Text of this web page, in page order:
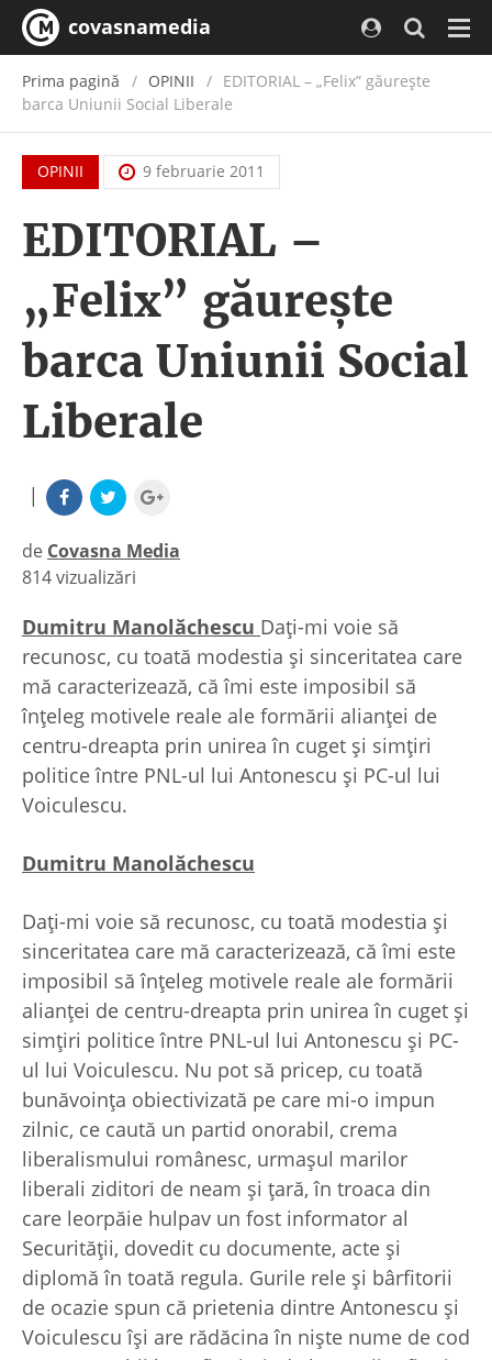
covasnamedia
Prima pagină OPINII
EDITORIAL – „Felix” găureşte
barca Uniunii Social Liberale
OPINII 9 februarie 2011
EDITORIAL –
„Felix” găureşte
barca Uniunii Social
Liberale
|
de Covasna Media
|
814 vizualizări
Dumitru Manolăchescu Daţi-mi voie să
recunosc, cu toată modestia şi sinceritatea care
mă caracterizează, că îmi este imposibil să
înţeleg motivele reale ale formării alianţei de
centru-dreapta prin unirea în cuget şi simţiri
politice între PNL-ul lui Antonescu şi PC-ul lui
Voiculescu.
Dumitru Manolăchescu
Daţi-mi voie să recunosc, cu toată modestia şi
sinceritatea care mă caracterizează, că îmi este
imposibil să înţeleg motivele reale ale formării
alianţei de centru-dreapta prin unirea în cuget şi
simţiri politice între PNL-ul lui Antonescu şi PC-
ul lui Voiculescu. Nu pot să pricep, cu toată
bunăvoinţa obiectivizată pe care mi-o impun
zilnic, ce caută un partid onorabil, crema
liberalismului românesc, urmaşul marilor
liberali ziditori de neam şi ţară, în troaca din
care leorpăie hulpav un fost informator al
Securităţii, dovedit cu documente, acte şi
diplomă în toată regula. Gurile rele şi bârfitorii
de ocazie spun că prietenia dintre Antonescu şi
Voiculescu îşi are rădăcina în nişte nume de cod